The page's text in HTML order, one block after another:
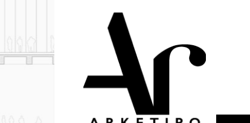
Arketipo